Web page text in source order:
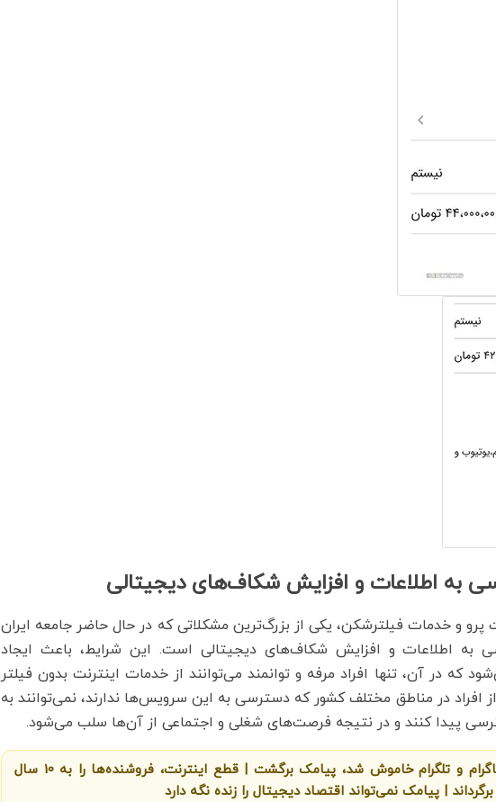
به اطلاعات و افزایش شکاف‌های دیجیتالی​
پرو و خدمات فیلترشکن، یکی از بزرگ‌ترین مشکلاتی که در حال حاضر جامعه ایران
اطلاعات و افزایش شکاف‌های دیجیتالی است. این شرایط، باعث ایجاد
در آن، تنها افراد مرفه و توانمند می‌توانند از خدمات اینترنت بدون فیلتر
از افراد در مناطق مختلف کشور که دسترسی به این سرویس‌ها ندارند، نمی‌توانند به
پیدا کنند و در نتیجه فرصت‌های شغلی و اجتماعی از آن‌ها سلب می‌شود.
اینستاگرام و تلگرام خاموش شد، پیامک‌ برگشت | قطع اینترنت، فروشنده‌ها را به 10 سال
| پیامک نمی‌تواند اقتصاد دیجیتال را زنده نگه دارد